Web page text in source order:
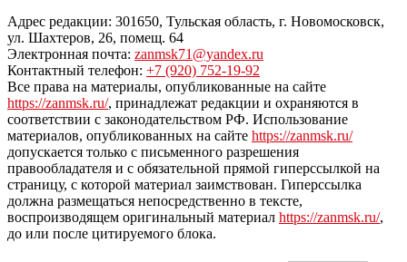
Адрес редакции: 301650, Тульская область, г. Новомосковск,
ул. Шахтеров, 26, помещ. 64
Электронная почта: zanmsk71@yandex.ru
Контактный телефон: +7 (920) 752-19-92
Все права на материалы, опубликованные на сайте
https://zanmsk.ru/, принадлежат редакции и охраняются в
соответствии с законодательством РФ. Использование
материалов, опубликованных на сайте https://zanmsk.ru/
допускается только с письменного разрешения
правообладателя и с обязательной прямой гиперссылкой на
страницу, с которой материал заимствован. Гиперссылка
должна размещаться непосредственно в тексте,
воспроизводящем оригинальный материал https://zanmsk.ru/,
до или после цитируемого блока.